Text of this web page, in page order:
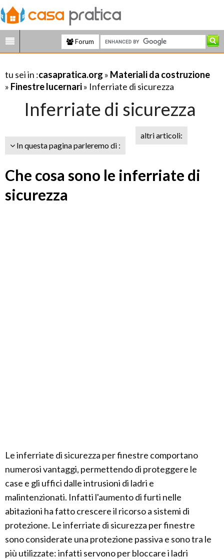
Forum
tu sei in :casapratica.org » Materiali da costruzione
» Finestre lucernari» Inferriate di sicurezza
Inferriate di sicurezza
In questa pagina parleremo di :
altri articoli:
Che cosa sono le inferriate di
sicurezza
Le inferriate di sicurezza per finestre comportano
numerosi vantaggi, permettendo di proteggere le
case e gli uffici dalle intrusioni di ladri e
malintenzionati. Infatti l'aumento di furti nelle
abitazioni ha fatto crescere il ricorso a sistemi di
protezione. Le inferriate di sicurezza per finestre
sono considerate una protezione passiva e sono tra le
più utilizzate: infatti servono per bloccare i ladri